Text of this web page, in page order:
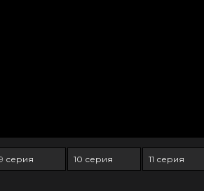
серия 10 серия 11 серия